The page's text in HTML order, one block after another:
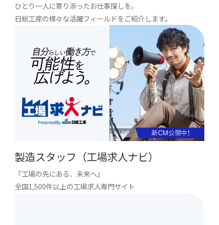
ひとり一人に寄り添ったお仕事探しを。
日総工産の様々な活躍フィールドをご紹介します。
製造スタッフ（工場求人ナビ）
『工場の先にある、未来へ』
全国1,500件以上の工場求人専門サイト